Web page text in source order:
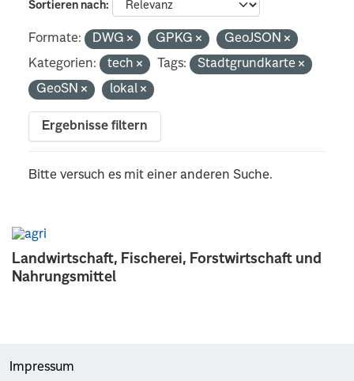
Landwirtschaft, Fischerei, Forstwirtschaft und
Nahrungsmittel
Sortieren nach
Formate: DWG GPKG
GeoJSON
Kategorien:
tech Tags:
Stadtgrundkarte
GeoSN
lokal
Ergebnisse filtern
Bitte versuch es mit einer anderen Suche.
Impressum